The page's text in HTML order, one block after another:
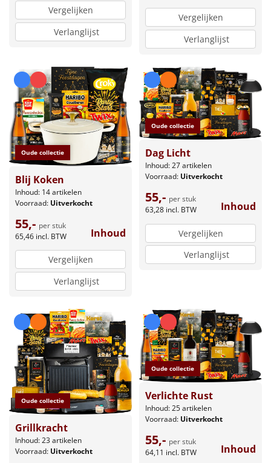
Vergelijken
Verlanglijst
Vergelijken
Verlanglijst
Oude collectie
Blij Koken
Inhoud: 14 artikelen
Voorraad: Uitverkocht
55,- per stuk
65,46 incl. BTW Inhoud
Vergelijken
Verlanglijst
Oude collectie
Dag Licht
Inhoud: 27 artikelen
Voorraad: Uitverkocht
55,- per stuk
63,28 incl. BTW Inhoud
Vergelijken
Verlanglijst
Oude collectie
Grillkracht
Inhoud: 23 artikelen
Voorraad: Uitverkocht
Oude collectie
Verlichte Rust
Inhoud: 25 artikelen
Voorraad: Uitverkocht
55,- per stuk
64,11 incl. BTW Inhoud